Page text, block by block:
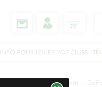
INFO POUR LOUER VOS CLUBS
Destinations Golf > Paris Golf